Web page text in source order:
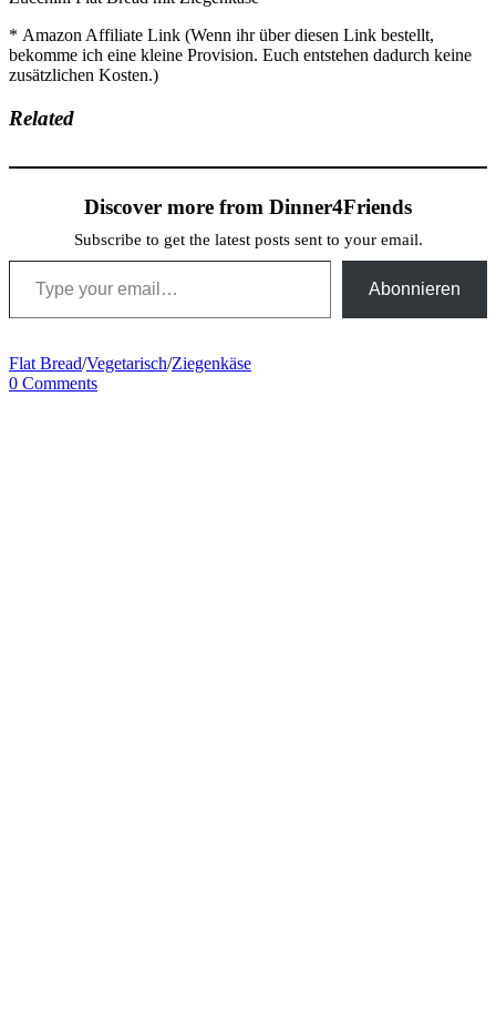
* Amazon Affiliate Link (Wenn ihr über diesen Link bestellt,
bekomme ich eine kleine Provision. Euch entstehen dadurch keine
zusätzlichen Kosten.)
Related
Discover more from Dinner4Friends
Subscribe to get the latest posts sent to your email.
Type your email…
Abonnieren
Flat Bread/Vegetarisch/Ziegenkäse
0 Comments